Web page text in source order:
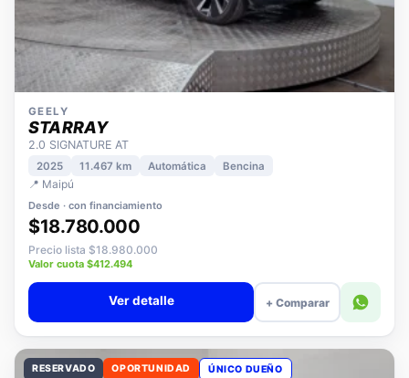
GEELY
STARRAY
2.0 SIGNATURE AT
2025
📍 Maipú
Desde · con financiamiento
$18.780.000
Precio lista $18.980.000
Valor cuota $412.494
+ Comparar